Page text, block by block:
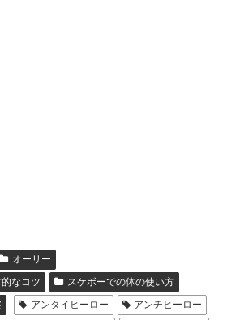
オーリー
なコツ
スケボーでの体の使い方
アンタイヒーロー
アンチヒーロー